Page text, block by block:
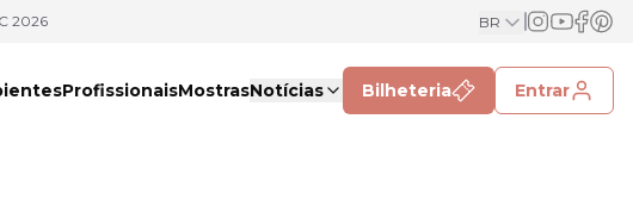
2026 BR
ProfissionaisMostrasNotícias Bilheteria Entrar